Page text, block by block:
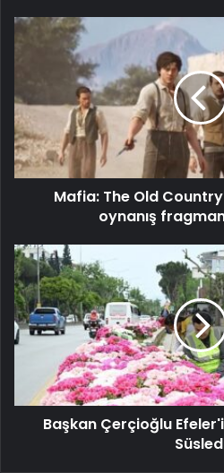
Mafia: The Old
oynanış
Başkan Çerçioğlu